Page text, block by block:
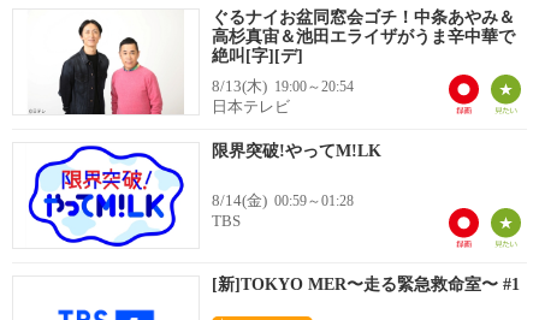
ぐるナイお盆同窓会ゴチ！中条あやみ＆
高杉真宙＆池田エライザがうま辛中華で
絶叫[字][デ]
8/13(木) 19:00～20:54
日本テレビ
限界突破!やってM!LK
8/14(金) 00:59～01:28
TBS
[新]TOKYO MER〜走る緊急救命室〜 #1